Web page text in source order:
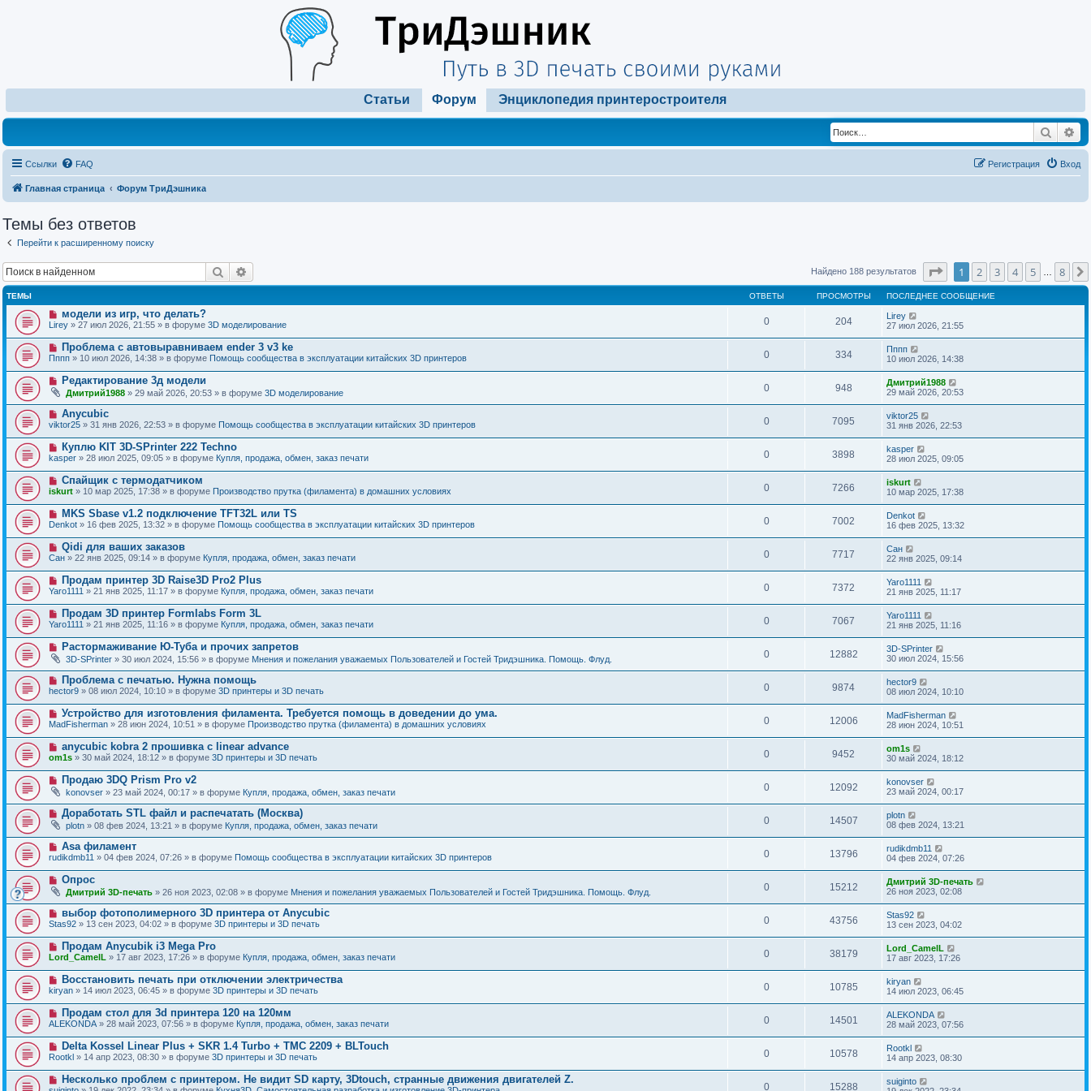
Статьи Форум Энциклопедия принтеростроителя
Поиск
Ссылки FAQ Вход
Регистрация
Главная страница Форум ТриДэшника
Темы без ответов
Перейти к расширенному поиску
Поиск Найдено 188 результатов Страница 1 из8
1 2 3 4 5 8
ТЕМЫ ОТВЕТЫ ПРОСМОТРЫ ПОСЛЕДНЕЕ СООБЩЕНИЕ
Н
о
в
о
е
с
о
б
щ
е
н
и
е
модели из игр, что делать?
Lirey » 27 июл 2026, 21:55 » в форуме 3D моделирование 0 204
Lirey
27 июл 2026, 21:55
Н
о
в
о
е
с
о
о
б
е
н
и
е
Проблема с автовыравниваем ender 3 v3 ke
Пппп » 10 июл 2026, 14:38 » в форуме Помощь сообщества в эксплуатации китайских 3D принтеров 0 334
Пппп
10 июл 2026, 14:38
Н
в
о
е
с
о
б
щ
е
н
и
е
Редактирование 3д модели
Дмитрий1988 » 29 май 2026, 20:53 » в форуме 3D моделирование 0 948
Дмитрий1988
29 май 2026, 20:53
Н
о
в
о
е
с
о
о
б
е
н
и
е
Anycubic
viktor25 » 31 янв 2026, 22:53 » в форуме Помощь сообщества в эксплуатации китайских 3D принтеров 0 7095
viktor25
31 янв 2026, 22:53
Н
о
в
о
е
с
о
б
е
н
и
е
Куплю KIT 3D-SPrinter 222 Techno
kasper » 28 июл 2025, 09:05 » в форуме Купля, продажа, обмен, заказ печати 0 3898
kasper
28 июл 2025, 09:05
Н
о
в
о
е
с
о
о
б
е
н
и
е
Спайщик с термодатчиком
iskurt » 10 мар 2025, 17:38 » в форуме Производство прутка (филамента) в домашних условиях 0 7266
iskurt
10 мар 2025, 17:38
Н
о
в
о
е
с
о
б
е
н
и
е
MKS Sbase v1.2 подключение TFT32L или TS
Denkot » 16 фев 2025, 13:32 » в форуме Помощь сообщества в эксплуатации китайских 3D принтеров 0 7002
Denkot
16 фев 2025, 13:32
Н
о
в
о
е
с
о
б
е
н
и
е
Qidi для ваших заказов
Сан » 22 янв 2025, 09:14 » в форуме Купля, продажа, обмен, заказ печати 0 7717
Сан
22 янв 2025, 09:14
Н
о
в
о
е
с
о
б
щ
е
н
и
е
Продам принтер 3D Raise3D Pro2 Plus
Yaro1111 » 21 янв 2025, 11:17 » в форуме Купля, продажа, обмен, заказ печати 0 7372
Yaro1111
21 янв 2025, 11:17
Н
о
в
о
е
с
о
б
е
н
и
е
Продам 3D принтер Formlabs Form 3L
Yaro1111 » 21 янв 2025, 11:16 » в форуме Купля, продажа, обмен, заказ печати 0 7067
Yaro1111
21 янв 2025, 11:16
Н
в
о
е
с
о
о
б
е
н
и
е
Растормаживание Ю-Туба и прочих запретов
3D-SPrinter » 30 июл 2024, 15:56 » в форуме Мнения и пожелания уважаемых Пользователей и Гостей Тридэшника. Помощь. Флуд. 0 12882
3D-SPrinter
30 июл 2024, 15:56
Н
о
в
о
е
с
о
о
б
е
н
и
е
Проблема с печатью. Нужна помощь
hector9 » 08 июл 2024, 10:10 » в форуме 3D принтеры и 3D печать 0 9874
hector9
08 июл 2024, 10:10
Н
о
в
о
е
с
о
б
щ
е
н
и
е
Устройство для изготовления филамента. Требуется помощь в доведении до ума.
MadFisherman » 28 июн 2024, 10:51 » в форуме Производство прутка (филамента) в домашних условиях 0 12006
MadFisherman
28 июн 2024, 10:51
Н
о
в
о
е
с
о
о
б
щ
н
и
е
anycubic kobra 2 прошивка с linear advance
om1s » 30 май 2024, 18:12 » в форуме 3D принтеры и 3D печать 0 9452
om1s
30 май 2024, 18:12
Н
в
о
е
с
о
о
б
е
н
и
е
Продаю 3DQ Prism Pro v2
konovser » 23 май 2024, 00:17 » в форуме Купля, продажа, обмен, заказ печати 0 12092
konovser
23 май 2024, 00:17
Н
о
в
о
е
с
о
о
б
щ
н
и
е
Доработать STL файл и распечатать (Москва)
plotn » 08 фев 2024, 13:21 » в форуме Купля, продажа, обмен, заказ печати 0 14507
plotn
08 фев 2024, 13:21
Н
о
в
о
е
с
о
о
б
е
н
и
е
Asa филамент
rudikdmb11 » 04 фев 2024, 07:26 » в форуме Помощь сообщества в эксплуатации китайских 3D принтеров 0 13796
rudikdmb11
04 фев 2024, 07:26
Н
в
о
е
с
о
б
е
н
и
е
Опрос
Дмитрий 3D-печать » 26 ноя 2023, 02:08 » в форуме Мнения и пожелания уважаемых Пользователей и Гостей Тридэшника. Помощь. Флуд. 0 15212
Дмитрий 3D-печать
26 ноя 2023, 02:08
Н
о
в
о
е
с
о
б
щ
е
н
и
е
выбор фотополимерного 3D принтера от Anycubic
Stas92 » 13 сен 2023, 04:02 » в форуме 3D принтеры и 3D печать 0 43756
Stas92
13 сен 2023, 04:02
Н
о
в
о
е
с
о
б
е
н
и
е
Продам Anycubik i3 Mega Pro
Lord_CamelL » 17 авг 2023, 17:26 » в форуме Купля, продажа, обмен, заказ печати 0 38179
Lord_CamelL
17 авг 2023, 17:26
Н
о
в
о
е
с
о
б
е
н
Восстановить печать при отключении электричества
kiryan » 14 июл 2023, 06:45 » в форуме 3D принтеры и 3D печать 0 10785
kiryan
14 июл 2023, 06:45
Н
о
в
о
е
с
о
б
Продам стол для 3d принтера 120 на 120мм
ALEKONDA » 28 май 2023, 07:56 » в форуме Купля, продажа, обмен, заказ печати 0 14501
ALEKONDA
28 май 2023, 07:56
Н
о
в
о
е
Delta Kossel Linear Plus + SKR 1.4 Turbo + TMC 2209 + BLTouch
Rootkl » 14 апр 2023, 08:30 » в форуме 3D принтеры и 3D печать 0 10578
Rootkl
14 апр 2023, 08:30
Н
о
Несколько проблем с принтером. Не видит SD карту, 3Dtouch, странные движения двигателей Z.
0 15288
suiginto